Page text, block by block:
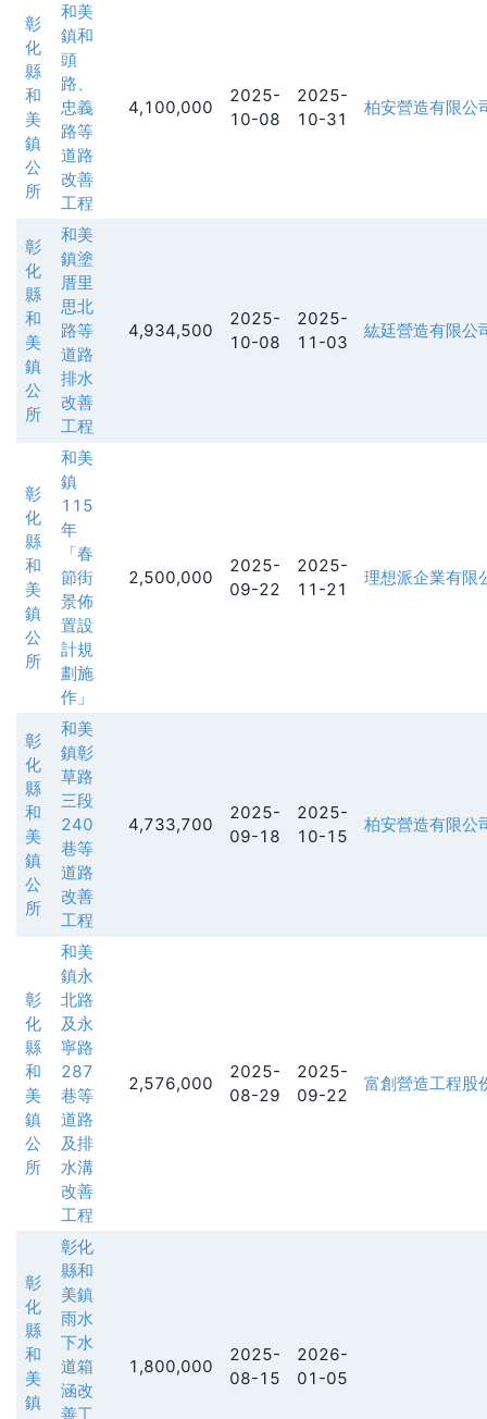
彰
化
縣
和
美
鎮
公
所
和美
鎮和
頭
路、
忠義
路等
道路
改善
工程
4,100,000
2025-
10-08
2025-
10-31
柏安營造有限公
彰
化
縣
和
美
鎮
公
所
和美
鎮塗
厝里
思北
路等
道路
排水
改善
工程
4,934,500
2025-
10-08
2025-
11-03
紘廷營造有限公
彰
化
縣
和
美
鎮
公
所
和美
鎮
115
年
「春
節街
景佈
置設
計規
劃施
作」
2,500,000
2025-
09-22
2025-
11-21
理想派企業有限
彰
化
縣
和
美
鎮
公
所
和美
鎮彰
草路
三段
240
巷等
道路
改善
工程
4,733,700
2025-
09-18
2025-
10-15
柏安營造有限公
彰
化
縣
和
美
鎮
公
所
和美
鎮永
北路
及永
寧路
287
巷等
道路
及排
水溝
改善
工程
2,576,000
2025-
08-29
2025-
09-22
富創營造工程股
彰
化
縣
和
美
鎮
彰化
縣和
美鎮
雨水
下水
道箱
涵改
善工
1,800,000
2025-
08-15
2026-
01-05